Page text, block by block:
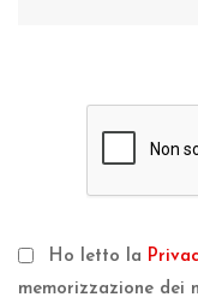
Ho letto la
memorizzazione dei